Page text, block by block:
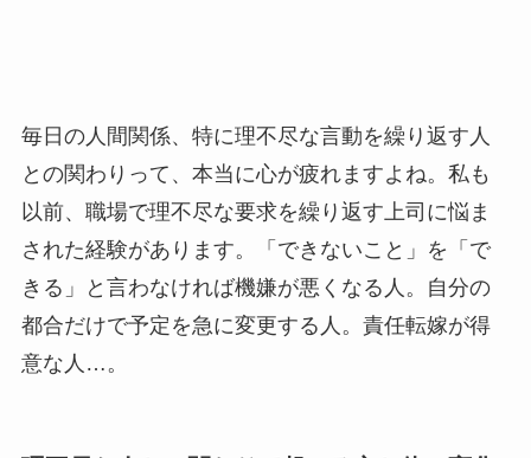
毎日の人間関係、特に理不尽な言動を繰り返す人
との関わりって、本当に心が疲れますよね。私も
以前、職場で理不尽な要求を繰り返す上司に悩ま
された経験があります。「できないこと」を「で
きる」と言わなければ機嫌が悪くなる人。自分の
都合だけで予定を急に変更する人。責任転嫁が得
意な人…。